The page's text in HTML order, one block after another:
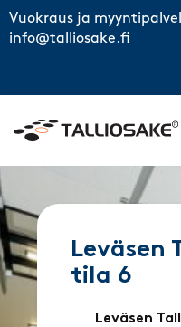
Skip to content
Vuokraus ja
info@talliosake.fi
Leväsen
tila 6
Leväsen